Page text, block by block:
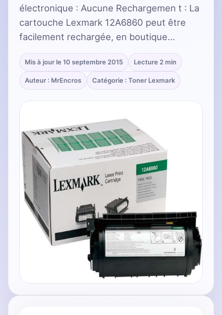
électronique : Aucune Rechargemen t : La
cartouche Lexmark 12A6860 peut être
facilement rechargée, en boutique…
Mis à jour le 10 septembre 2015 Lecture 2 min
Auteur : MrEncros Catégorie : Toner Lexmark